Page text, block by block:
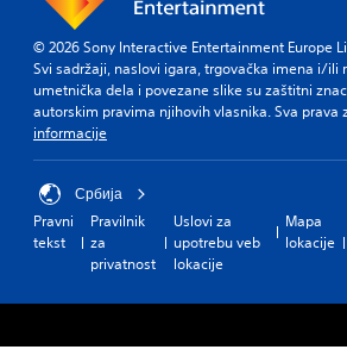
© 2026 Sony Interactive Entertainment Europe
Svi sadržaji, naslovi igara, trgovačka imena i/ili
umetnička dela i povezane slike su zaštitni
autorskim pravima njihovih vlasnika. Sva prava
informacije
Србија
Pravni
tekst
Pravilnik
za
privatnost
Uslovi za
upotrebu veb
lokacije
Mapa
lokacije